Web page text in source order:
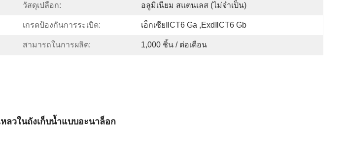
วัสดุเปลือก: อลูมิเนียม สแตนเลส (ไม่จำเป็น)
เกรดป้องกันการระเบิด: เอ็กเซียⅡCT6 Ga ,ExdⅡCT6 Gb
สามารถในการผลิต: 1,000 ชิ้น / ต่อเดือน
ลวในถังเก็บน้ำแบบอะนาล็อก